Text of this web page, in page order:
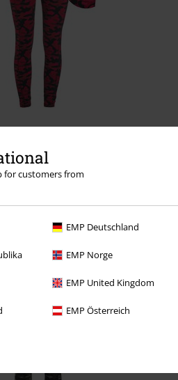
for customers from
EMP Deutschland
EMP Norge
EMP United Kingdom
EMP Österreich
Sidelommer
Rock Rebel by EMP